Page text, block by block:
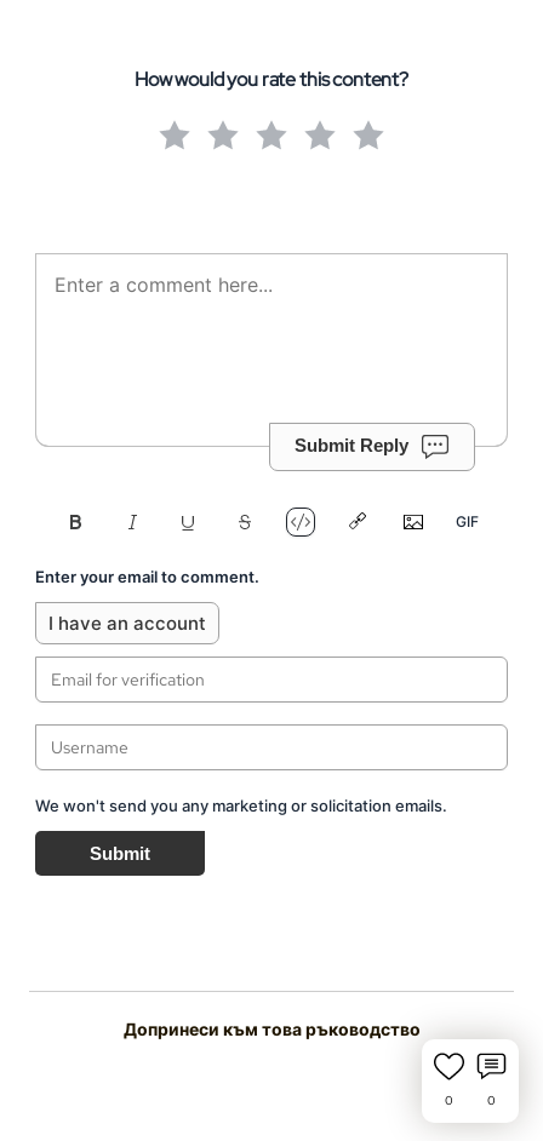
How would you rate this content?
Submit Reply
Enter your email to comment.
I have an account
We won't send you any marketing or solicitation emails.
Submit
Допринеси към това ръководство
0 0